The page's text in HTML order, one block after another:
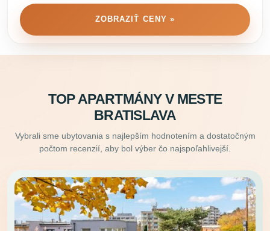
ZOBRAZIŤ CENY »
TOP APARTMÁNY V MESTE
BRATISLAVA
Vybrali sme ubytovania s najlepším hodnotením a dostatočným
počtom recenzií, aby bol výber čo najspoľahlivejší.